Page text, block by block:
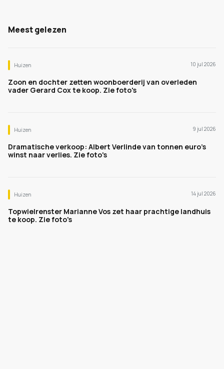
Meest gelezen
Huizen 10 jul 2026
Zoon en dochter zetten woonboerderij van overleden
vader Gerard Cox te koop. Zie foto's
Huizen 9 jul 2026
Dramatische verkoop: Albert Verlinde van tonnen euro's
winst naar verlies. Zie foto's
Huizen 14 jul 2026
Topwielrenster Marianne Vos zet haar prachtige landhuis
te koop. Zie foto's